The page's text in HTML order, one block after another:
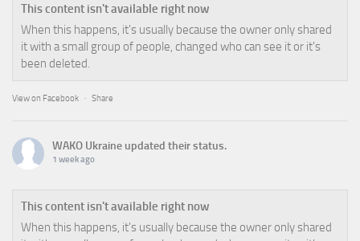
This content isn't available right now
When this happens, it's usually because the owner only shared
it with a small group of people, changed who can see it or it's
been deleted.
View on Facebook · Share
WAKO Ukraine updated their status.
1 week ago
This content isn't available right now
When this happens, it's usually because the owner only shared